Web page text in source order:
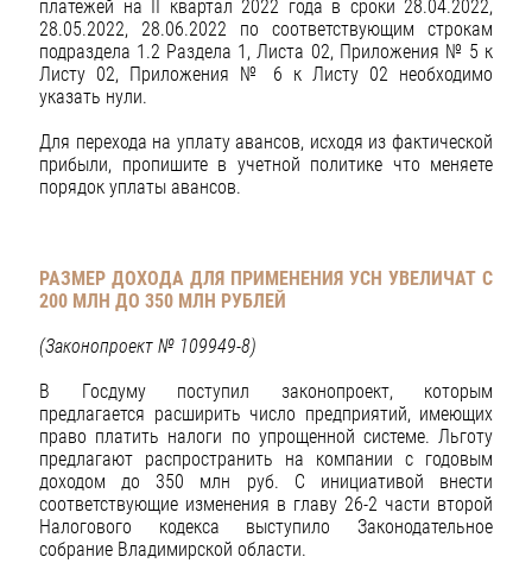
платежей на II квартал 2022 года в сроки 28.04.2022,
28.05.2022, 28.06.2022 по соответствующим строкам
подраздела 1.2 Раздела 1, Листа 02, Приложения № 5 к
Листу 02, Приложения № 6 к Листу 02 необходимо
указать нули.
Для перехода на уплату авансов, исходя из фактической
прибыли, пропишите в учетной политике что меняете
порядок уплаты авансов.
РАЗМЕР ДОХОДА ДЛЯ ПРИМЕНЕНИЯ УСН УВЕЛИЧАТ С
200 МЛН ДО 350 МЛН РУБЛЕЙ
(Законопроект № 109949-8)
В Госдуму поступил законопроект, которым
предлагается расширить число предприятий, имеющих
право платить налоги по упрощенной системе. Льготу
предлагают распространить на компании с годовым
доходом до 350 млн руб. С инициативой внести
соответствующие изменения в главу 26-2 части второй
Налогового кодекса выступило Законодательное
собрание Владимирской области.